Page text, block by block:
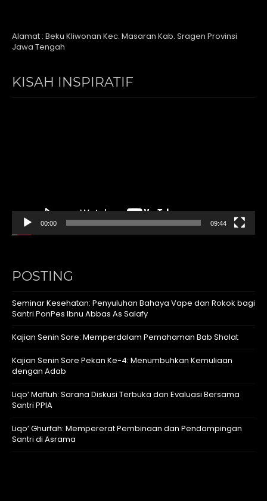
Alamat : Beku Kliwonan Kec. Masaran Kab. Sragen Provinsi
Jawa Tengah
KISAH INSPIRATIF
00:00 09:44
POSTING
Seminar Kesehatan: Penyuluhan Bahaya Vape dan Rokok bagi
Santri PonPes Ibnu Abbas As Salafy
Kajian Senin Sore: Memperdalam Pemahaman Bab Sholat
Kajian Senin Sore Pekan Ke-4: Menumbuhkan Kemuliaan
dengan Adab
Liqo’ Maftuh: Sarana Diskusi Terbuka dan Evaluasi Bersama
Santri PPIA
Liqo’ Ghurfah: Mempererat Pembinaan dan Pendampingan
Santri di Asrama